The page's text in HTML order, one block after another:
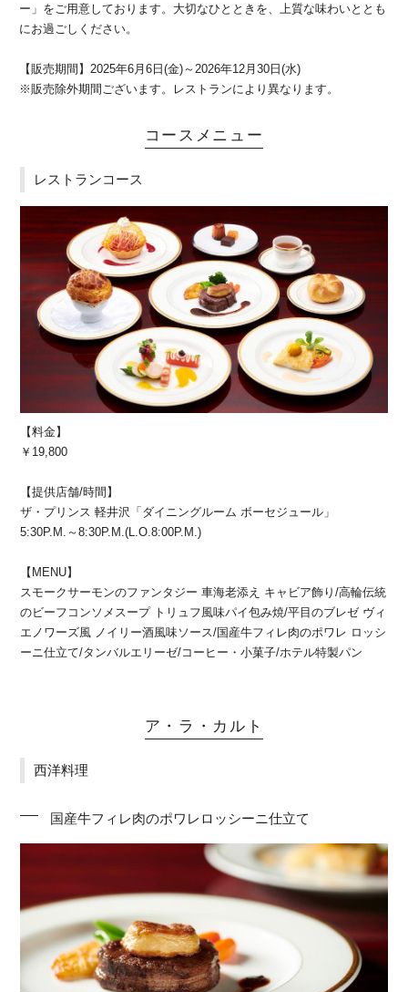
ー」をご用意しております。大切なひとときを、上質な味わいととも
にお過ごしください。
【販売期間】2025年6月6日(金)～2026年12月30日(水)
※販売除外期間ございます。レストランにより異なります。
コースメニュー
レストランコース
【料金】
￥19,800
【提供店舗/時間】
ザ・プリンス 軽井沢「ダイニングルーム ボーセジュール」
5:30P.M.～8:30P.M.(L.O.8:00P.M.)
【MENU】
スモークサーモンのファンタジー 車海老添え キャビア飾り/高輪伝統
のビーフコンソメスープ トリュフ風味パイ包み焼/平目のブレゼ ヴィ
エノワーズ風 ノイリー酒風味ソース/国産牛フィレ肉のポワレ ロッシ
ーニ仕立て/タンバルエリーゼ/コーヒー・小菓子/ホテル特製パン
ア・ラ・カルト
西洋料理
国産牛フィレ肉のポワレロッシーニ仕立て